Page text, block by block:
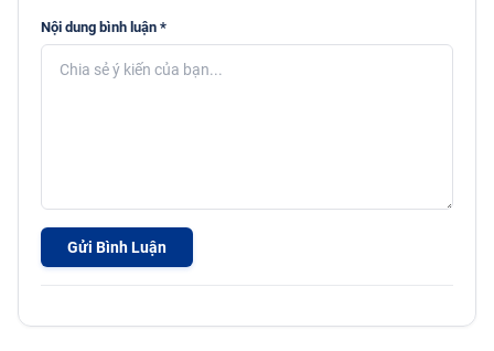
Nội dung bình luận *
Gửi Bình Luận